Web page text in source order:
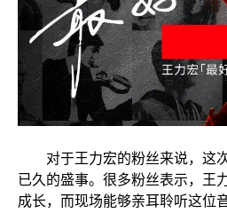
对于王力宏的粉丝来说，这
已久的盛事。很多粉丝表示，王
成长，而现场能够亲耳聆听这位